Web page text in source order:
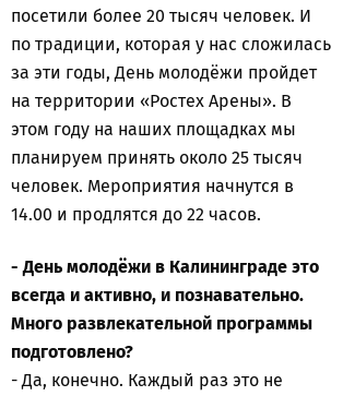
посетили более 20 тысяч человек. И
по традиции, которая у нас сложилась
за эти годы, День молодёжи пройдет
на территории «Ростех Арены». В
этом году на наших площадках мы
планируем принять около 25 тысяч
человек. Мероприятия начнутся в
14.00 и продлятся до 22 часов.
- День молодёжи в Калининграде это
всегда и активно, и познавательно.
Много развлекательной программы
подготовлено?
- Да, конечно. Каждый раз это не